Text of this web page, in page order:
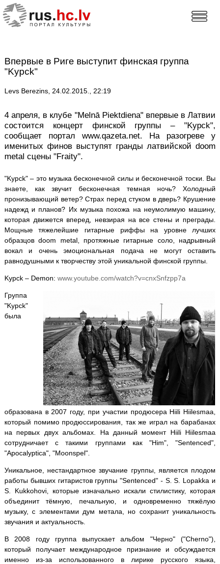
Впервые в Риге выступит финская группа
"Kypck"
Levs Berezins, 24.02.2015., 22:19
4 апреля, в клубе "Melnā Piektdiena" впервые в Латвии
состоится концерт финской группы – "Kypck",
сообщает портал www.qazeta.net. На разогреве у
именитых финов выступят гранды латвийской doom
metal сцены "Fraity".
"Kypck" – это музыка бесконечной силы и бесконечной тоски. Вы
знаете, как звучит бесконечная темная ночь? Холодный
пронизывающий ветер? Страх перед стуком в дверь? Крушение
надежд и планов? Их музыка похожа на неумолимую машину,
которая движется вперед, невзирая на все стены и преграды.
Мощные тяжелейшие гитарные риффы на уровне лучших
образцов doom metal, протяжные гитарные соло, надрывный
вокал и очень эмоциональная подача не могут оставить
равнодушными к творчеству этой уникальной финской группы.
Kypck – Demon: www.youtube.com/watch?v=cnxSnfzpp7a
Группа
"Kypck"
была
образована в 2007 году, при участии продюсера Hiili Hiilesmaa,
который помимо продюссирования, так же играл на барабанах
на первых двух альбомах. На данный момент Hiili Hiilesmaa
сотрудничает с такими группами как "Him", "Sentenced",
"Apocalyptica", "Moonspel".
Уникальное, нестандартное звучание группы, является плодом
работы бывших гитаристов группы "Sentenced" - S. S. Lopakka и
S. Kukkohovi, которые изначально искали стилистику, которая
объединит тёмную, печальную, и одновременно тяжёлую
музыку, с элементами дум метала, но сохранит уникальность
звучания и актуальность.
В 2008 году группа выпускает альбом "Черно" ("Cherno"),
который получает международное признание и обсуждается
именно из-за использованного в лирике русского языка,